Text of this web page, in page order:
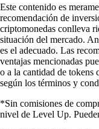
Este contenido es
recomendación de
criptomonedas conlleva
situación del mercado.
es el adecuado. Las
ventajas mencionadas
o a la cantidad de tokens
según los términos y
*Sin comisiones de
nivel de Level Up.